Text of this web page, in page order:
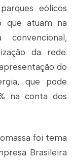
eólicos
que atuam na
convencional,
da rede.
do
que pode
na conta dos
foi tema
Brasileira